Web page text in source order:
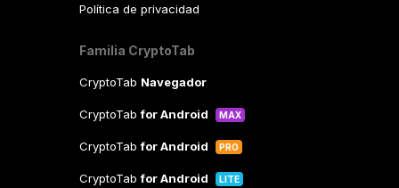
Política de privacidad
Familia CryptoTab
CryptoTab Navegador
CryptoTabfor Android MAX
CryptoTabfor Android PRO
CryptoTabfor Android LITE